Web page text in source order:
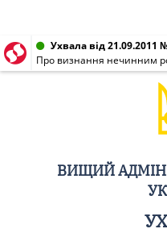
Ухвала від 21.09.2011
ВИЩИЙ